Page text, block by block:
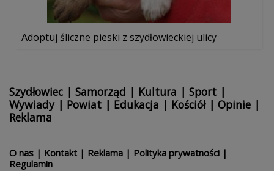
Adoptuj śliczne pieski z szydłowieckiej ulicy
Szydłowiec | Samorząd | Kultura | Sport |
Wywiady| Powiat | Edukacja | Kościół| Opinie |
Reklama
O nas | Kontakt | Reklama | Polityka prywatności |
Regulamin